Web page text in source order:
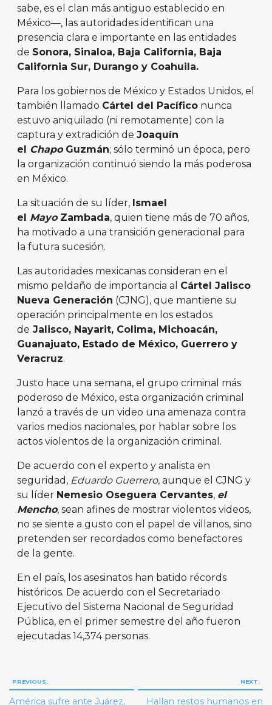
sabe, es el clan más antiguo establecido en
México—, las autoridades identifican una
presencia clara e importante en las entidades
de Sonora, Sinaloa, Baja California, Baja
California Sur, Durango y Coahuila.
Para los gobiernos de México y Estados Unidos, el
también llamado Cártel del Pacífico nunca
estuvo aniquilado (ni remotamente) con la
captura y extradición de Joaquín
el ChapoGuzmán; sólo terminó un época, pero
la organización continuó siendo la más poderosa
en México.
La situación de su líder, Ismael
el MayoZambada, quien tiene más de 70 años,
ha motivado a una transición generacional para
la futura sucesión.
Las autoridades mexicanas consideran en el
mismo peldaño de importancia al Cártel Jalisco
Nueva Generación (CJNG), que mantiene su
operación principalmente en los estados
de Jalisco, Nayarit, Colima, Michoacán,
Guanajuato, Estado de México, Guerrero y
Veracruz.
Justo hace una semana, el grupo criminal más
poderoso de México, esta organización criminal
lanzó a través de un video una amenaza contra
varios medios nacionales, por hablar sobre los
actos violentos de la organización criminal.
De acuerdo con el experto y analista en
seguridad, Eduardo Guerrero, aunque el CJNG y
su líder Nemesio Oseguera Cervantes, el
Mencho, sean afines de mostrar violentos videos,
no se siente a gusto con el papel de villanos, sino
pretenden ser recordados como benefactores
de la gente.
En el país, los asesinatos han batido récords
históricos. De acuerdo con el Secretariado
Ejecutivo del Sistema Nacional de Seguridad
Pública, en el primer semestre del año fueron
ejecutadas 14,374 personas.
Navegación
de
PREVIOUS:
América sufre ante Juárez,
NEXT:
Hallan restos humanos en